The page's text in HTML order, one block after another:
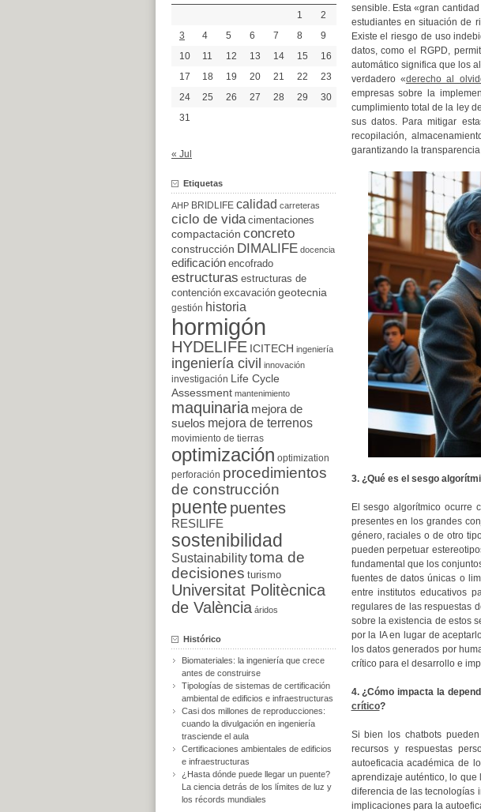
sensible. Esta «gran
estudiantes en situación de
Existe el riesgo de uso
datos, como el RGPD,
automático significa que los
verdadero «derecho al
empresas sobre la
cumplimiento total de la ley
sus datos. Para mitigar
recopilación,
garantizando la
3. ¿Qué es el sesgo
El sesgo algorítmico ocurre
presentes en los grandes
género, raciales o de otro
pueden perpetuar
fundamental que los
fuentes de datos únicas o
entre institutos educativos
regulares de las respuestas
sobre la existencia de estos
por la IA en lugar de
los datos generados por
crítico para el desarrollo e
4. ¿Cómo impacta la
crítico?
Si bien los chatbots
recursos y respuestas
autoeficacia académica de
aprendizaje auténtico, lo
diferencia de las tecnologías
implicaciones para la
1
2
3
4 5 6 7 8
9
10
11 12 13 14 15
16
17
18 19 20 21 22
23
24
25 26 27 28 29
30
31
« Jul
Etiquetas
AHP BRIDLIFE calidad carreteras
ciclo de vida cimentaciones
compactación concreto
construcción DIMALIFE docencia
edificación encofrado
estructuras estructuras de
contención excavación geotecnia
gestión historia
hormigón
HYDELIFE ICITECH ingeniería
ingeniería civil innovación
investigación
Life Cycle
Assessment mantenimiento
maquinaria mejora de
suelos mejora de terrenos
movimiento de tierras
optimización optimization
perforación procedimientos
de construcción
puente puentes
RESILIFE
sostenibilidad
Sustainabilitytoma de
decisiones turismo
Universitat Politècnica
de València áridos
Histórico
Biomateriales: la ingeniería que crece
antes de construirse
Tipologías de sistemas de certificación
ambiental de edificios e infraestructuras
Casi dos millones de reproducciones:
cuando la divulgación en ingeniería
trasciende el aula
Certificaciones ambientales de edificios
e infraestructuras
¿Hasta dónde puede llegar un puente?
La ciencia detrás de los límites de luz y
los récords mundiales